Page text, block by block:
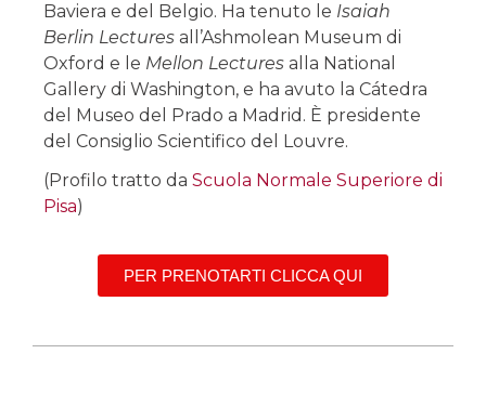
Baviera e del Belgio. Ha tenuto le Isaiah
Berlin Lectures all’Ashmolean Museum di
Oxford e le Mellon Lectures alla National
Gallery di Washington, e ha avuto la Cátedra
del Museo del Prado a Madrid. È presidente
del Consiglio Scientifico del Louvre.
(Profilo tratto da Scuola Normale Superiore di
Pisa)
PER PRENOTARTI CLICCA QUI